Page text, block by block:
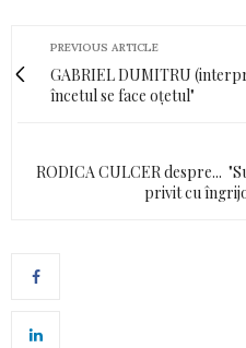
PREVIOUS ARTICLE
GABRIEL DUMITRU
încetul se face oțetul"
RODICA CULCER despre...
privit cu